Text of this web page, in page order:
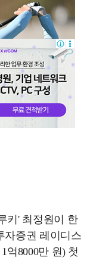
[ST포토] 이강인, 경기서 만난 '2살 절친형' 돈나…
키' 최정원이 한
자증권 레이디스
억8000만 원) 첫